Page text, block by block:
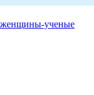
женщины-ученые